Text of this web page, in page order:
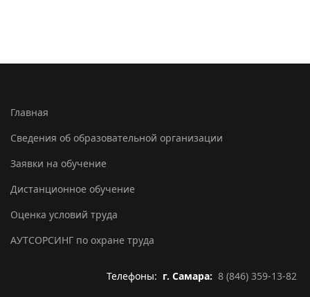
Главная
Сведения об образовательной организации
Заявки на обучение
Дистанционное обучение
Оценка условий труда
АУТСОРСИНГ по охране труда
Телефоны: г. Самара: 8 (846) 359-13-82